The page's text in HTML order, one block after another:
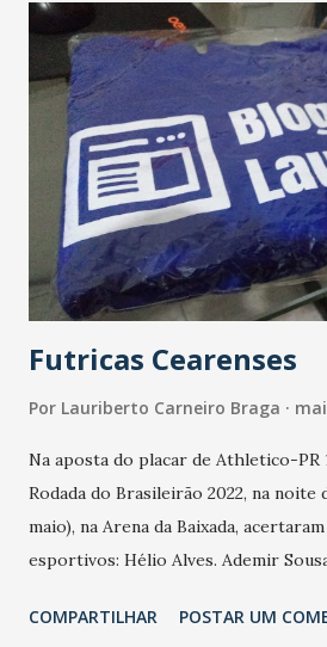
Futricas Cearenses
Por Lauriberto Carneiro Braga
Na aposta do placar de Athletico-PR
Rodada do Brasileirão 2022, na noite
maio), na Arena da Baixada,
esportivos: Hélio Alves. Ademir
um Bloco de Anotações da Câmara
COMPARTILHAR POSTAR UM